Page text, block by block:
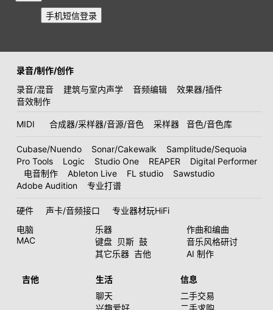
手机短信登录
录音/制作/创作
录音/混音
建筑与室内声学 音频编辑
效果器/插件
音效制作
MIDI 合成器/采样器/音源/音色 采样器 音色/音色库
Cubase/Nuendo Sonar/Cakewalk
Samplitude/Sequoia
Pro Tools
Logic Studio One REAPER
Digital Performer
电音制作
Ableton Live FL studio
Sawstudio
Adobe Audition
专业打谱
硬件 声卡/音频接口
专业器材玩HiFi
电脑
MAC
乐器
键盘 贝斯 鼓
其它乐器 吉他
作曲和编曲
音乐风格研讨
AI 制作
吉他
生活
聊天
信息
二手交易